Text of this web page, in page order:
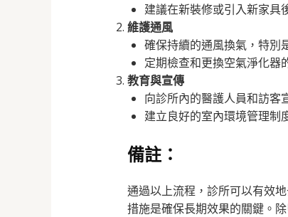
建議在新裝修或引入新家具
維護通風
確保持續的通風換氣，特別
定期檢查和更換空氣淨化器
教育與宣傳
向診所內的醫護人員和訪客
建立良好的室內環境管理制
備註：
通過以上流程，診所可以有效
措施是確保長期效果的關鍵。